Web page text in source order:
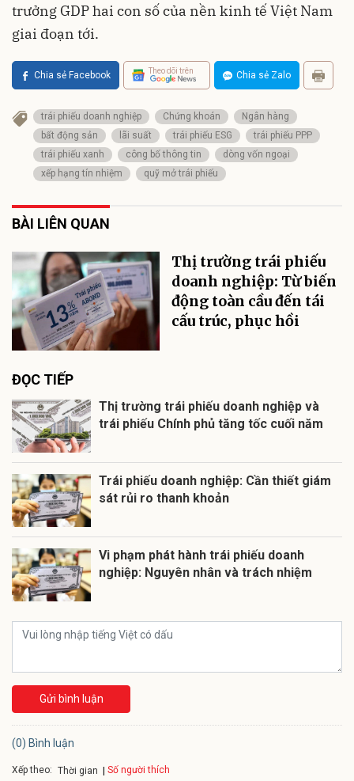
trưởng GDP hai con số của nền kinh tế Việt Nam
giai đoạn tới.
Chia sẻ Facebook Theo dõi trên Chia sẻ Zalo
trái phiếu doanh nghiệp Chứng khoán
Ngân hàng
bất động sản
lãi suất trái phiếu ESG
trái phiếu PPP
trái phiếu xanh
công bố thông tin
dòng vốn ngoại
xếp hạng tín nhiệm
quỹ mở trái phiếu
BÀI LIÊN QUAN
Thị trường trái phiếu
doanh nghiệp: Từ biến
động toàn cầu đến tái
cấu trúc, phục hồi
ĐỌC TIẾP
Thị trường trái phiếu doanh nghiệp và
trái phiếu Chính phủ tăng tốc cuối năm
Trái phiếu doanh nghiệp: Cần thiết giám
sát rủi ro thanh khoản
Vi phạm phát hành trái phiếu doanh
nghiệp: Nguyên nhân và trách nhiệm
Gửi bình luận
(0) Bình luận
Xếp theo: Thời gian Số người thích